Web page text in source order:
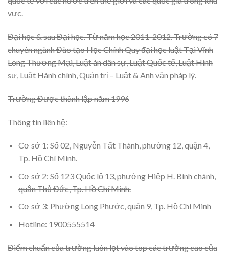
vực.
Đại học & sau Đại học. Từ năm học 2011-2012. Trường có 7
chuyên ngành Đào tạo Học Chính Quy đại học luật Tại Vĩnh
Long Thương Mại, Luật án dân sự, Luật Quốc tế, Luật Hình
sự, Luật Hành chính, Quản trị – Luật & Anh văn pháp lý.
Trường Được thành lập năm 1996
Thông tin liên hệ:
Cơ sở 1: Số 02, Nguyễn Tất Thành, phường 12, quận 4,
Tp. Hồ Chí Minh.
Cơ sở 2: Số 123 Quốc lộ 13, phường Hiệp H. Bình chánh,
quận Thủ Đức, Tp. Hồ Chí Minh.
Cơ sở 3: Phường Long Phước, quận 9, Tp. Hồ Chí Minh
Hotline: 1900555514
Điểm chuẩn của trường luôn lọt vào top các trường cao của